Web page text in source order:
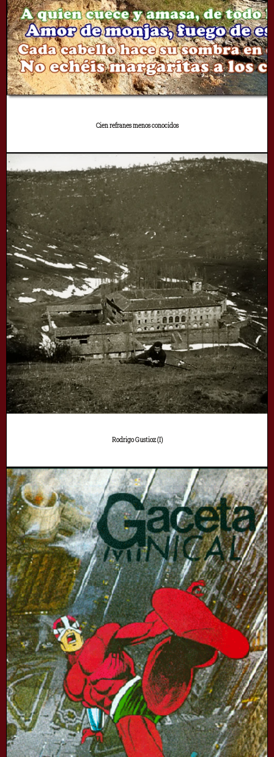
Cien refranes menos conocidos
Rodrigo Gustioz (I)